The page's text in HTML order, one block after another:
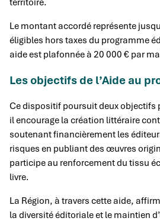
territoire.
Le montant accordé représente
éligibles hors taxes du programme
aide est plafonnée à 20 000 € par
Les objectifs de l’Aide au
Ce dispositif poursuit deux objectifs
il encourage la création littéraire
soutenant financièrement les
risques en publiant des œuvres
participe au renforcement du tissu
livre.
La Région, à travers cette aide,
la diversité éditoriale et le maintien